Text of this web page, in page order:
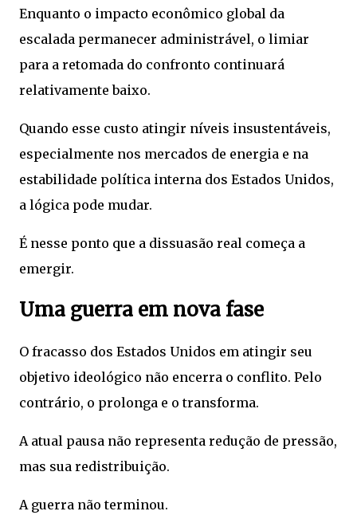
Enquanto o impacto econômico global da
escalada permanecer administrável, o limiar
para a retomada do confronto continuará
relativamente baixo.
Quando esse custo atingir níveis insustentáveis,
especialmente nos mercados de energia e na
estabilidade política interna dos Estados Unidos,
a lógica pode mudar.
É nesse ponto que a dissuasão real começa a
emergir.
Uma guerra em nova fase
O fracasso dos Estados Unidos em atingir seu
objetivo ideológico não encerra o conflito. Pelo
contrário, o prolonga e o transforma.
A atual pausa não representa redução de pressão,
mas sua redistribuição.
A guerra não terminou.